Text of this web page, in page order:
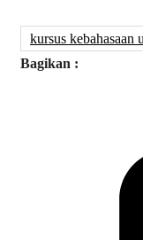
kursus kebahasaan
Bagikan :